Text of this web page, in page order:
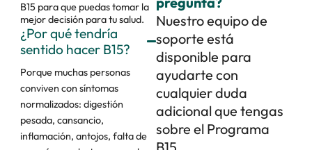
Nuestro equipo de
soporte está
disponible para
ayudarte con
cualquier duda
adicional que tengas
sobre el Programa
B15 para que puedas tomar la
mejor decisión para tu salud.
¿Por qué tendría
sentido hacer B15?
Porque muchas personas
conviven con síntomas
normalizados: digestión
pesada, cansancio,
inflamación, antojos, falta de